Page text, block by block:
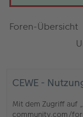
Foren-Übersicht
CEWE -
Mit dem Zugriff auf
community.com/